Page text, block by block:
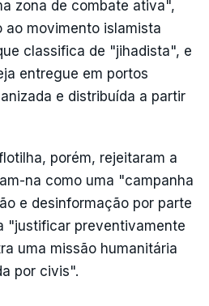
zona de combate ativa",
ao movimento islamista
classifica de "jihadista", e
entregue em portos
e distribuída a partir
porém, rejeitaram a
na como uma "campanha
e desinformação por parte
"justificar preventivamente
uma missão humanitária
por civis".